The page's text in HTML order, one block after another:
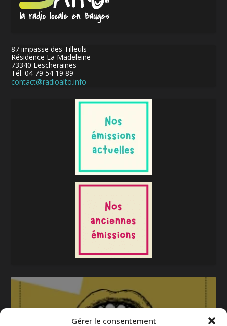
Gérer le consentement
87 impasse des Tilleuls
Résidence La Madeleine
73340 Lescheraines
Tél. 04 79 54 19 89
contact@radioalto.info